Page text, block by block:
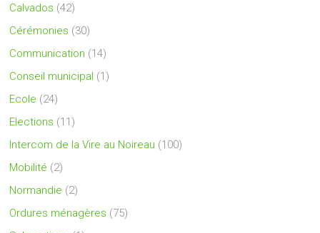
Calvados (42)
Cérémonies (30)
Communication (14)
Conseil municipal (1)
Ecole (24)
Elections (11)
Intercom de la Vire au Noireau (100)
Mobilité (2)
Normandie (2)
Ordures ménagères (75)